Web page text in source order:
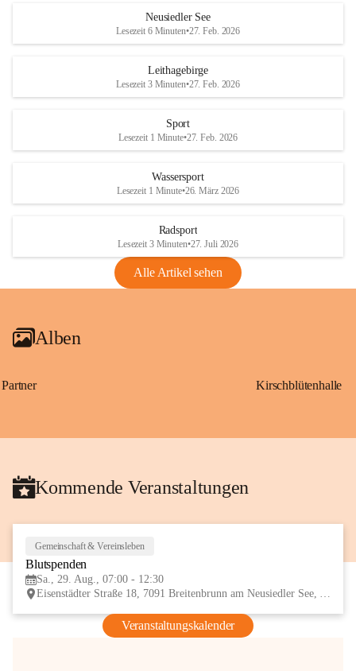
S
und den daraus folgenden wirtschaftlichen
Maßnahmen zur Bekämpfung
Rebe und der Amerikanischen
Anhang VBl. EU Nr. 18
1 Seite•1,4 MB
VBl. EU Nr. 18_2026
r
S
Neusiedler See
Lesezeit 6 Minuten•27. Feb. 2026
Leithagebirge
Lesezeit 3 Minuten•27. Feb. 2026
Sport
Lesezeit 1 Minute•27. Feb. 2026
Wassersport
Lesezeit 1 Minute•26. März 2026
Radsport
Lesezeit 3 Minuten•27. Juli 2026
Alle Artikel sehen
Alben
Partner Kirschblütenhalle
Kommende Veranstaltungen
Gemeinschaft & Vereinsleben
Blutspenden
Sa., 29. Aug., 07:00 - 12:30
Eisenstädter Straße 18, 7091 Breitenbrunn am Neusiedler See, AUT
Veranstaltungskalender